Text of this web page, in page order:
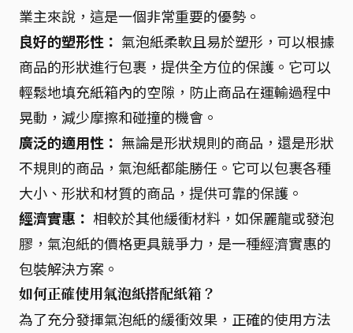
業主來說，這是一個非常重要的優勢。
良好的塑形性： 氣泡紙柔軟且易於塑形，可以根據
商品的形狀進行包裹，提供全方位的保護。它可以
輕鬆地填充紙箱內的空隙，防止商品在運輸過程中
晃動，減少摩擦和碰撞的機會。
廣泛的適用性： 無論是形狀規則的商品，還是形狀
不規則的商品，氣泡紙都能勝任。它可以包裹各種
大小、形狀和材質的商品，提供可靠的保護。
經濟實惠： 相較於其他緩衝材料，如保麗龍或發泡
膠，氣泡紙的價格更具競爭力，是一種經濟實惠的
包裝解決方案。
如何正確使用氣泡紙搭配紙箱？
為了充分發揮氣泡紙的緩衝效果，正確的使用方法